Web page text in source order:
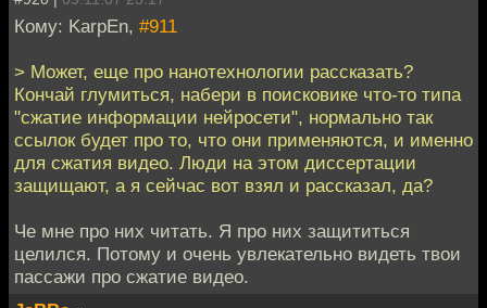
Кому: KarpEn, #911
> Может, еще про нанотехнологии рассказать?
Кончай глумиться, набери в поисковике что-то типа
"сжатие информации нейросети", нормально так
ссылок будет про то, что они применяются, и именно
для сжатия видео. Люди на этом диссертации
защищают, а я сейчас вот взял и рассказал, да?
Че мне про них читать. Я про них защититься
целился. Потому и очень увлекательно видеть твои
пассажи про сжатие видео.